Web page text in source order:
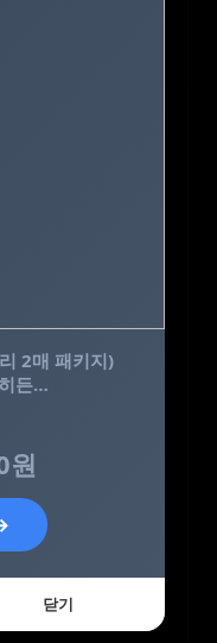
성 멜라토닌 함
…
닫기
2매 패키지)
든…
원
닫기